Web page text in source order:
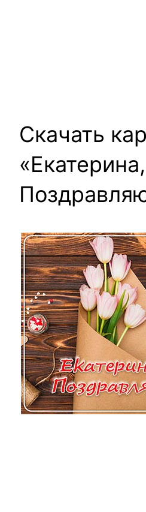
Скачать
«Екатерина,